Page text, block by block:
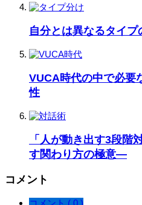
自分とは異なるタイプ
VUCA時代の中で必要
性
「人が動き出す3段
す関わり方の極意―
コメント
コメント ( 0 )